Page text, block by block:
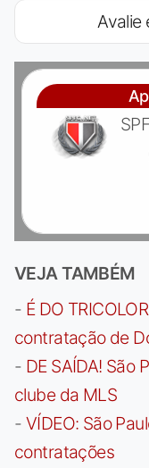
Avalie
VEJA TAMBÉM
- É DO
contratação de
- DE SAÍDA! São
clube da MLS
- VÍDEO: São
contratações